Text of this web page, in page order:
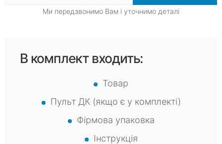
Ми передзвонимо Вам і уточнимо деталі
В комплект входить:
Товар
Пульт ДК (якщо є у комплекті)
Фірмова упаковка
Інструкція